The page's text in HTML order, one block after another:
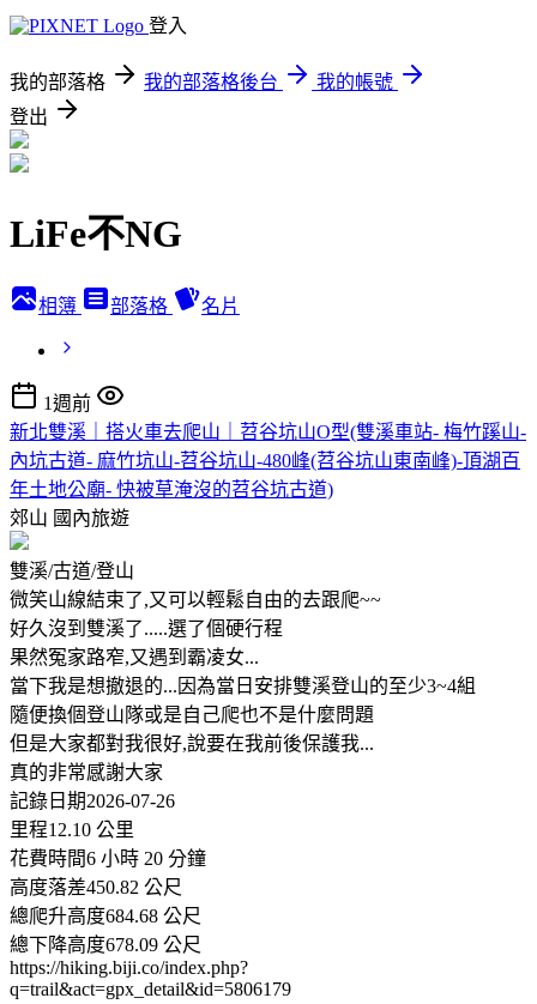
登入
我的部落格 我的部落格後台
我的帳號
登出
LiFe不NG
相簿 部落格 名片
1週前
新北雙溪｜搭火車去爬山｜苕谷坑山O型(雙溪車站- 梅竹蹊山-
內坑古道- 麻竹坑山-苕谷坑山-480峰(苕谷坑山東南峰)-頂湖百
年土地公廟- 快被草淹沒的苕谷坑古道)
郊山 國內旅遊
雙溪/古道/登山
微笑山線結束了,又可以輕鬆自由的去跟爬~~
好久沒到雙溪了.....選了個硬行程
果然冤家路窄,又遇到霸凌女...
當下我是想撤退的...因為當日安排雙溪登山的至少3~4組
隨便換個登山隊或是自己爬也不是什麼問題
但是大家都對我很好,說要在我前後保護我...
真的非常感謝大家
記錄日期2026-07-26
里程12.10 公里
花費時間6 小時 20 分鐘
高度落差450.82 公尺
總爬升高度684.68 公尺
總下降高度678.09 公尺
https://hiking.biji.co/index.php?
q=trail&act=gpx_detail&id=5806179